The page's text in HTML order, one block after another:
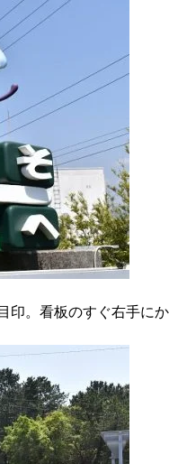
印。看板のすぐ右手にか